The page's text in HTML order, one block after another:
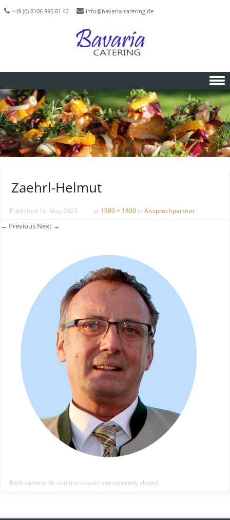
+49 (0) 8106 995 81 42 info@bavaria-catering.de
Skip to content
Zaehrl-Helmut
Published 16. May 2023 at 1800 × 1800 in Ansprechpartner
← Previous Next →
Both comments and trackbacks are currently closed.